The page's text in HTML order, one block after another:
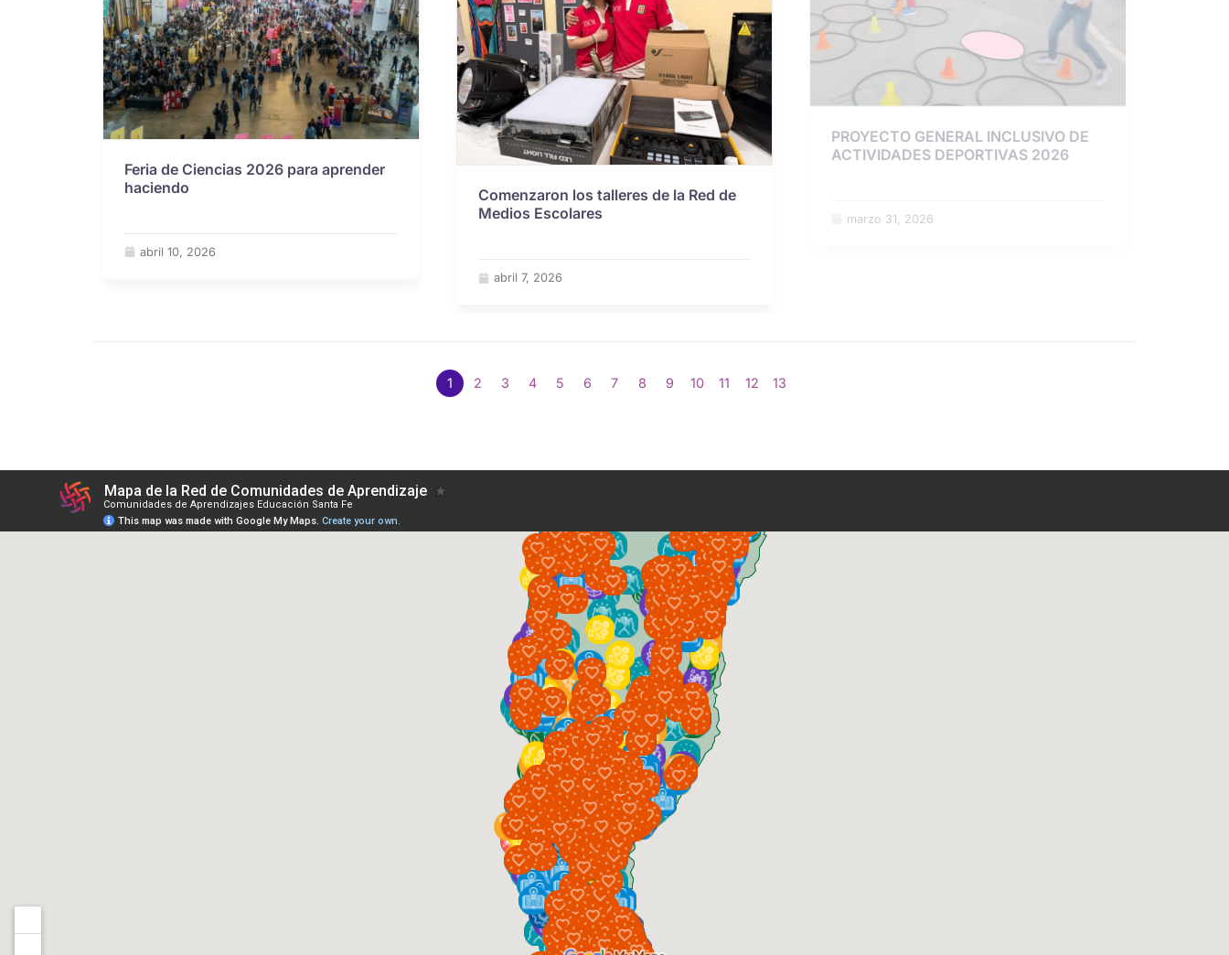
Feria de Ciencias 2026 para aprender
haciendo
abril 10, 2026
Comenzaron los talleres de la Red de
Medios Escolares
abril 7, 2026
PROYECTO GENERAL INCLUSIVO DE
ACTIVIDADES DEPORTIVAS 2026
marzo 31, 2026
1 2 3 4 5 6 7 8 9 10 11 12 13